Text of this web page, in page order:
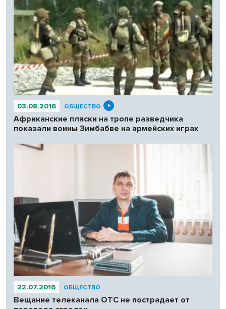
03.08.2016 ОБЩЕСТВО
Африканские пляски на тропе разведчика
показали воины Зимбабве на армейских играх
22.07.2016 ОБЩЕСТВО
Вещание телеканала ОТС не пострадает от